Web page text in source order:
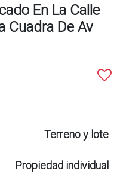
En La Calle
Cuadra De Av
Terreno y lote
Propiedad individual